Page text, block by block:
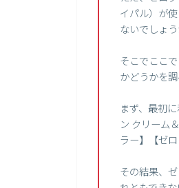
イパル）が
ないでしょう
そこでここ
かどうかを
まず、最初
ン クリーム
ラー】【ゼ
その結果、